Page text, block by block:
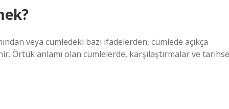
veya cümledeki bazı ifadelerden, cümlede açıkça
Örtük anlamı olan cümlelerde, karşılaştırmalar ve